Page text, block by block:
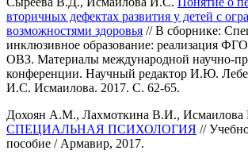
вторичных дефектах развития у детей с
возможностями здоровья // В сборнике:
инклюзивное образование: реализация
ОВЗ. Материалы международной научно-
конференции. Научный редактор И.Ю.
И.С. Исмаилова. 2017. С. 62-65.
Дохоян А.М., Лахмоткина В.И.,
СПЕЦИАЛЬНАЯ ПСИХОЛОГИЯ //
пособие / Армавир, 2017.